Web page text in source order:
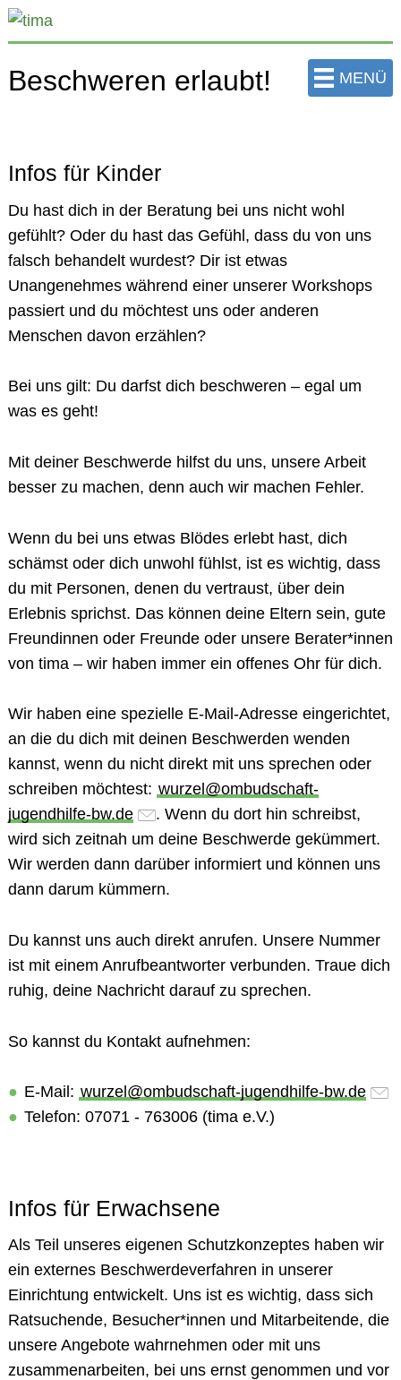
zum
Hauptinhalt
Seite
MENÜ
Beschweren erlaubt!
Infos für Kinder
Du hast dich in der Beratung bei uns nicht wohl
gefühlt? Oder du hast das Gefühl, dass du von uns
falsch behandelt wurdest? Dir ist etwas
Unangenehmes während einer unserer Workshops
passiert und du möchtest uns oder anderen
Menschen davon erzählen?
Bei uns gilt: Du darfst dich beschweren – egal um
was es geht!
Mit deiner Beschwerde hilfst du uns, unsere Arbeit
besser zu machen, denn auch wir machen Fehler.
Wenn du bei uns etwas Blödes erlebt hast, dich
schämst oder dich unwohl fühlst, ist es wichtig, dass
du mit Personen, denen du vertraust, über dein
Erlebnis sprichst. Das können deine Eltern sein, gute
Freundinnen oder Freunde oder unsere Berater*innen
von tima – wir haben immer ein offenes Ohr für dich.
Wir haben eine spezielle E-Mail-Adresse eingerichtet,
an die du dich mit deinen Beschwerden wenden
kannst, wenn du nicht direkt mit uns sprechen oder
schreiben möchtest: wurzel@ombudschaft-
jugendhilfe-bw.de
. Wenn du dort hin schreibst,
wird sich zeitnah um deine Beschwerde gekümmert.
Wir werden dann darüber informiert und können uns
dann darum kümmern.
Du kannst uns auch direkt anrufen. Unsere Nummer
ist mit einem Anrufbeantworter verbunden. Traue dich
ruhig, deine Nachricht darauf zu sprechen.
So kannst du Kontaktaufnehmen:
E-Mail : wurzel@ombudschaft-jugendhilfe-bw.de
Telefon: 07071 - 763006 (tima e.V.)
Infos für Erwachsene
Als Teil unseres eigenen Schutzkonzepteshaben wir
ein externes Beschwerdeverfahren in unserer
Einrichtung entwickelt. Uns ist es wichtig, dass sich
Ratsuchende, Besucher*innen und Mitarbeitende, die
unsere Angebote wahrnehmen oder mit uns
zusammenarbeiten, bei uns ernst genommen und vor